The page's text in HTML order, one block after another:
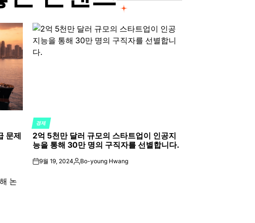
문제
POSTED
IN
경제
2억 5천만 달러 규모의 스타트업이 인공지
능을 통해 30만 명의 구직자를 선별합니다.
on9월 19, 2024Posted
Bo-young Hwang